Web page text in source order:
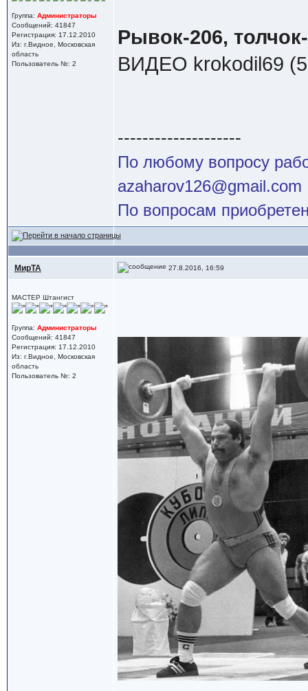
Группа: Администраторы
Сообщений: 41847
Регистрация: 17.12.2010
Из: г.Видное, Московская
область
Пользователь №: 2
Рывок-206,
ВИДЕО krokodil69
--------------------
По любому вопросу
azaharov126@gmail.com
По вопросам
МирТА 27.8.2016, 16:59
МАСТЕР Штангист
Группа: Администраторы
Сообщений: 41847
Регистрация: 17.12.2010
Из: г.Видное, Московская
область
Пользователь №: 2